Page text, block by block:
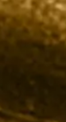
2010年6月
ウッド建
ボンド商